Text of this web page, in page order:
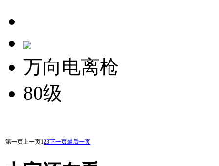
万向电离枪
80级
第一页上一页123下一页最后一页